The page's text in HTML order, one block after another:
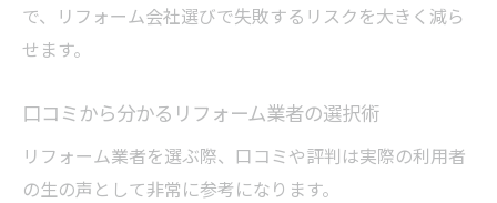
で、リフォーム会社選びで失敗するリスクを大きく減ら
せます。
口コミから分かるリフォーム業者の選択術
リフォーム業者を選ぶ際、口コミや評判は実際の利用者
の生の声として非常に参考になります。